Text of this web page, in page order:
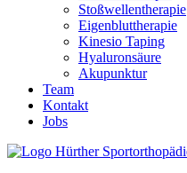
Stoßwellentherapie
Eigenbluttherapie
Kinesio Taping
Hyaluronsäure
Akupunktur
Team
Kontakt
Jobs